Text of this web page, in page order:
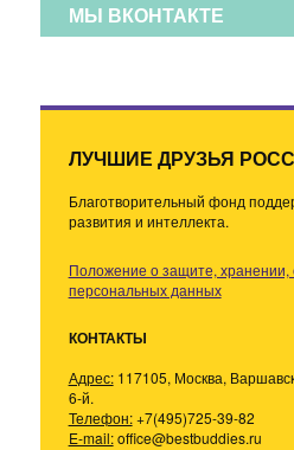
МЫ ВКОНТАКТЕ
ЛУЧШИЕ ДРУЗЬЯ
Благотворительный фонд
развития и интеллекта.
Положение о защите, хранении,
персональных данных
КОНТАКТЫ
Адрес:117105, Москва,
6-й.
Телефон:+7(495)725-39-82
E-mail:office@bestbuddies.ru